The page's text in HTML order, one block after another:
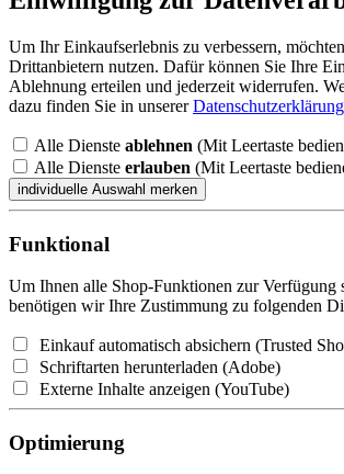
Um Ihr Einkaufserlebnis zu verbessern,
Drittanbietern nutzen. Dafür können Sie Ihre
Ablehnung erteilen und jederzeit widerrufen.
dazu finden Sie in unsererDatenschutzerklärung
Alle Dienste ablehnen (Mit Leertaste
Alle Dienste erlauben (Mit Leertaste
Funktional
Um Ihnen alle Shop-Funktionen zur Verfügung
benötigen wir Ihre Zustimmung zu folgenden
Einkauf automatisch absichern (Trusted
Schriftarten herunterladen (Adobe)
Externe Inhalte anzeigen (YouTube)
Optimierung